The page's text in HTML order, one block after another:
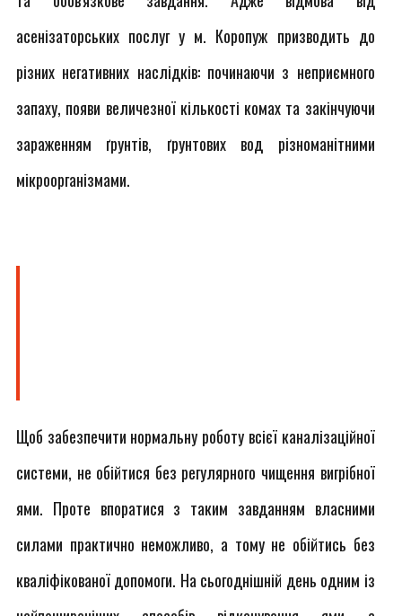
асенізаторських послуг у м. Коропуж призводить до
різних негативних наслідків: починаючи з неприємного
запаху, появи величезної кількості комах та закінчуючи
зараженням ґрунтів, ґрунтових вод різноманітними
мікроорганізмами.
Щоб забезпечити нормальну роботу всієї каналізаційної
системи, не обійтися без регулярного чищення вигрібної
ями. Проте впоратися з таким завданням власними
силами практично неможливо, а тому не обійтись без
кваліфікованої допомоги. На сьогоднішній день одним із